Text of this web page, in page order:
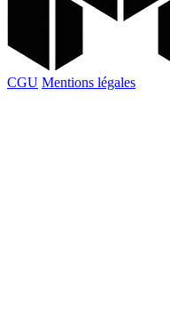
CGU Mentions légales